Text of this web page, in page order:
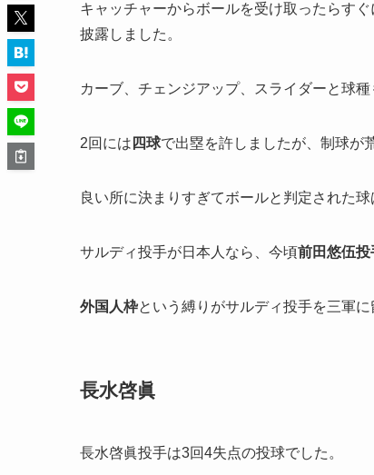
キャッチャーからボールを受け取ったらす
披露しました。
カーブ、チェンジアップ、スライダーと球
2回には 四球で出塁を許しましたが、制球が
良い所に決まりすぎてボールと判定された球
サルディ投手が日本人なら、今頃前田悠伍投
外国人枠という縛りがサルディ投手を三軍に
長水啓眞
長水啓眞投手は3回4失点の投球でした。